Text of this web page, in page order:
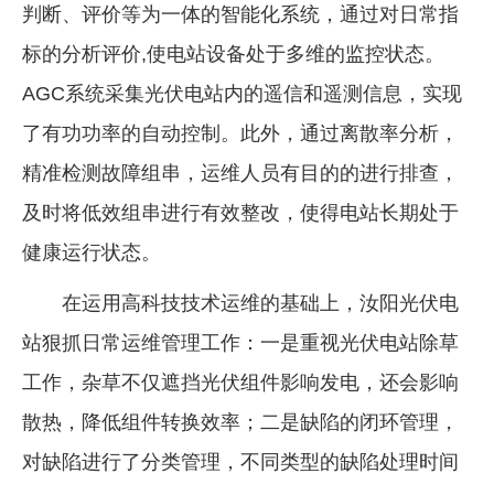
判断、评价等为一体的智能化系统，通过对日常指
标的分析评价,使电站设备处于多维的监控状态。
AGC系统采集光伏电站内的遥信和遥测信息，实现
了有功功率的自动控制。此外，通过离散率分析，
精准检测故障组串，运维人员有目的的进行排查，
及时将低效组串进行有效整改，使得电站长期处于
健康运行状态。
在运用高科技技术运维的基础上，汝阳光伏电
站狠抓日常运维管理工作：一是重视光伏电站除草
工作，杂草不仅遮挡光伏组件影响发电，还会影响
散热，降低组件转换效率；二是缺陷的闭环管理，
对缺陷进行了分类管理，不同类型的缺陷处理时间